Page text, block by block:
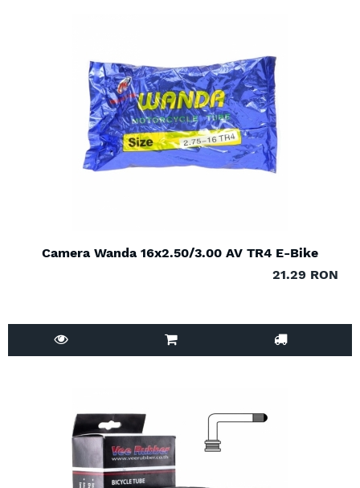
Camera Wanda 16x2.50/3.00 AV TR4 E-Bike
21.29 RON